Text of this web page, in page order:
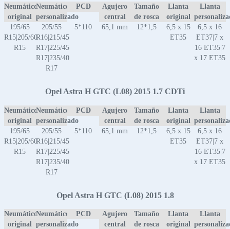
Neumático
original
Neumático
personalizado
PCD
Agujero
central
Tamaño
de rosca
Llanta
original
Llanta
195/65
R15|205/60
R15
205/55
R16|215/45
R17|225/45
R17|235/40
R17
5*110 65,1 mm 12*1,5
6,5 x 15
ET35
6,5 x 16
ET37|7 x
16 ET35|7
x 17 ET35
Opel Astra H GTC (L08) 2015 1.7 CDTi
Neumático
original
Neumático
personalizado
PCD
Agujero
central
Tamaño
de rosca
Llanta
original
Llanta
195/65
R15|205/60
R15
205/55
R16|215/45
R17|225/45
R17|235/40
R17
5*110 65,1 mm 12*1,5
6,5 x 15
ET35
6,5 x 16
ET37|7 x
16 ET35|7
x 17 ET35
Opel Astra H GTC (L08) 2015 1.8
Neumático
original
Neumático
personalizado
PCD
Agujero
central
Tamaño
de rosca
Llanta
original
Llanta